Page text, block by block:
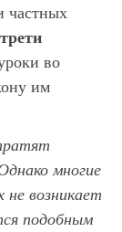
частных
во
им
многие
возникает
подобным